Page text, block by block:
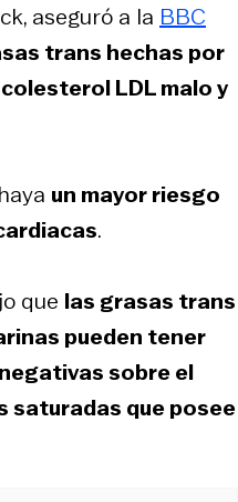
aseguró a la BBC
trans hechas por
LDL malo y
un mayor riesgo
.
que las grasas trans
pueden tener
sobre el
saturadas que posee